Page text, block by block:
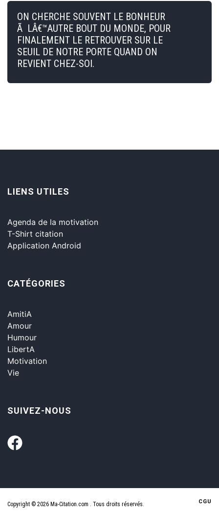
ON CHERCHE SOUVENT LE BONHEUR
Ã LÂ€™AUTRE BOUT DU MONDE, POUR
FINALEMENT LE RETROUVER SUR LE
SEUIL DE NOTRE PORTE QUAND ON
REVIENT CHEZ-SOI.
LIENS UTILES
Agenda de la motivation
T-Shirt citation
Application Android
CATÉGORIES
AmitiA
Amour
Humour
LibertA
Motivation
Vie
SUIVEZ-NOUS
Copyright © 2026 Ma-Citation.com . Tous droits réservés. CGU